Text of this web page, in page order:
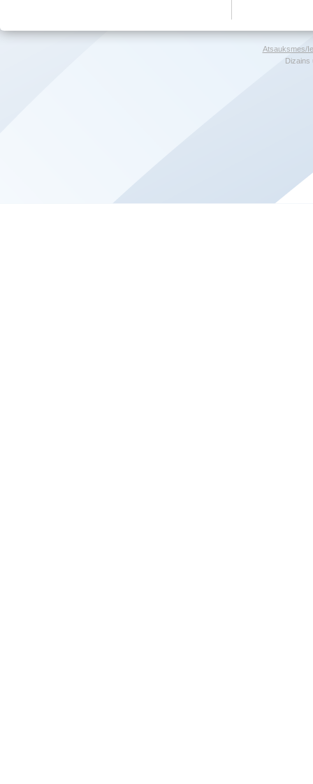
Atsauksmes/
Dizains